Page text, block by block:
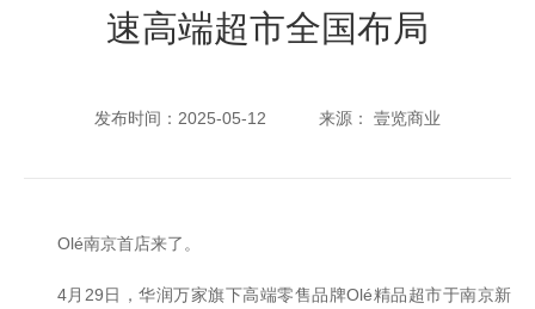
速高端超市全国布局
发布时间： 2025-05-12 来源： 壹览商业
Olé南京首店来了。
4月29日，华润万家旗下高端零售品牌Olé精品超市于南京新